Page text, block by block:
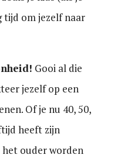
tijd om jezelf naar
Gooi al die
jezelf op een
Of je nu 40, 50,
heeft zijn
ouder worden